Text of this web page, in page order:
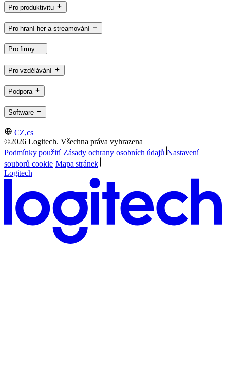
Pro produktivitu
Pro hraní her a streamování
Pro firmy
Pro vzdělávání
Podpora
Software
CZ,cs
©2026 Logitech. Všechna práva vyhrazena
Podmínky použití Zásady ochrany osobních údajů Nastavení
souborů cookie Mapa stránek
Logitech